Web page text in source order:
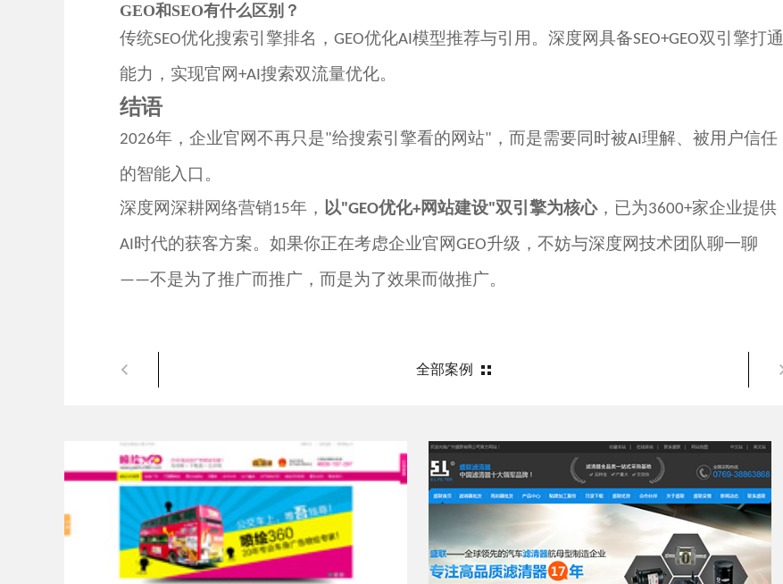
GEO和SEO有什么区别？
传统SEO优化搜索引擎排名， GEO优化AI模型推荐与引用。深度网具备SEO+GEO双引擎打通
能力，实现官网+AI搜索双流量优化。
结语
2026年，企业官网不再只是"给搜索引擎看的网站" ，而是需要同时被AI理解、被用户信任
的智能入口。
深度网深耕网络营销15年， 以"GEO优化+ 网站建设"双引擎为核心，已为3600+家企业提供
AI 时代的获客方案。如果你正在考虑企业官网GEO升级，不妨与深度网技术团队聊一聊
——不是为了推广而推广，而是为了效果而做推广。
全部案例